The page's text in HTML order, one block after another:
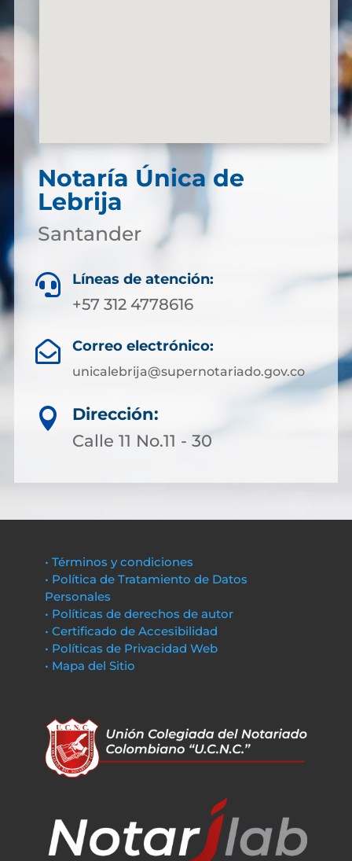
Notaría Única de
Lebrija
Santander
 Líneas de atención:
+57 312 4778616
 Correo electrónico:
unicalebrija@supernotariado.gov.co

Dirección:
Calle 11 No.11 - 30
• Términos y condiciones
• Política de Tratamiento de Datos
Personales
• Políticas de derechos de autor
• Certificado de Accesibilidad
• Políticas de Privacidad Web
• Mapa del Sitio